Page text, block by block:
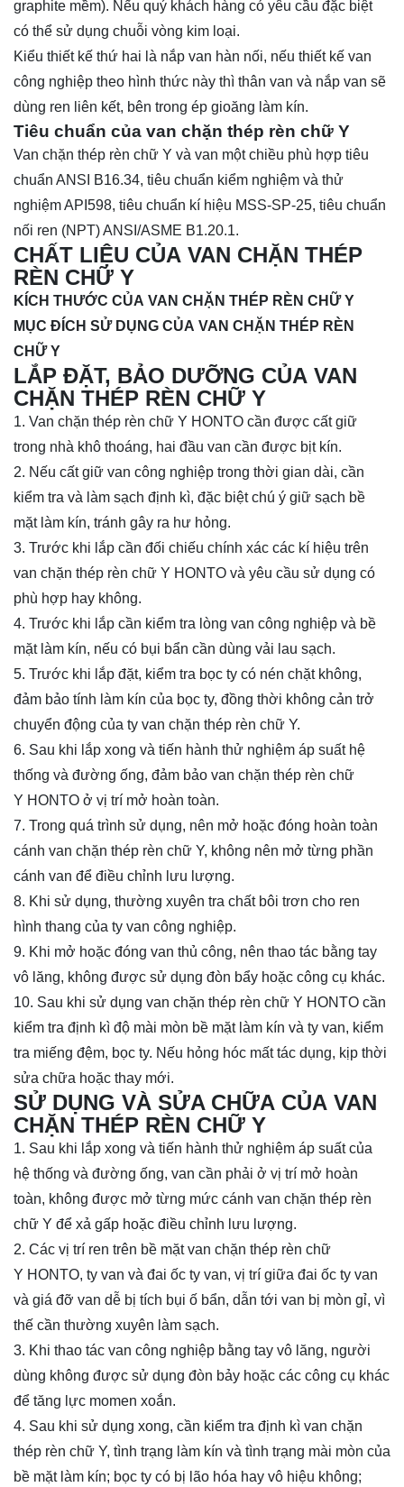
graphite mềm). Nếu quý khách hàng có yêu cầu đặc biệt
có thể sử dụng chuỗi vòng kim loại.
Kiểu thiết kế thứ hai là nắp van hàn nối, nếu thiết kế van
công nghiệp theo hình thức này thì thân van và nắp van sẽ
dùng ren liên kết, bên trong ép gioăng làm kín.
Tiêu chuẩn của van chặn thép rèn chữ Y
Van chặn thép rèn chữ Y và van một chiều phù hợp tiêu
chuẩn ANSI B16.34, tiêu chuẩn kiểm nghiệm và thử
nghiệm API598, tiêu chuẩn kí hiệu MSS-SP-25, tiêu chuẩn
nối ren (NPT) ANSI/ASME B1.20.1.
CHẤT LIỆU CỦA VAN CHẶN THÉP
RÈN CHỮ Y
KÍCH THƯỚC CỦA VAN CHẶN THÉP RÈN CHỮ Y
MỤC ĐÍCH SỬ DỤNG CỦA VAN CHẶN THÉP RÈN
CHỮ Y
LẮP ĐẶT, BẢO DƯỠNG CỦA VAN
CHẶN THÉP RÈN CHỮ Y
1. Van chặn thép rèn chữ Y HONTO cần được cất giữ
trong nhà khô thoáng, hai đầu van cần được bịt kín.
2. Nếu cất giữ van công nghiệp trong thời gian dài, cần
kiểm tra và làm sạch định kì, đặc biệt chú ý giữ sạch bề
mặt làm kín, tránh gây ra hư hỏng.
3. Trước khi lắp cần đối chiếu chính xác các kí hiệu trên
van chặn thép rèn chữ Y HONTO và yêu cầu sử dụng có
phù hợp hay không.
4. Trước khi lắp cần kiểm tra lòng van công nghiệp và bề
mặt làm kín, nếu có bụi bẩn cần dùng vải lau sạch.
5. Trước khi lắp đặt, kiểm tra bọc ty có nén chặt không,
đảm bảo tính làm kín của bọc ty, đồng thời không cản trở
chuyển động của ty van chặn thép rèn chữ Y.
6. Sau khi lắp xong và tiến hành thử nghiệm áp suất hệ
thống và đường ống, đảm bảo van chặn thép rèn chữ
Y HONTO ở vị trí mở hoàn toàn.
7. Trong quá trình sử dụng, nên mở hoặc đóng hoàn toàn
cánh van chặn thép rèn chữ Y, không nên mở từng phần
cánh van để điều chỉnh lưu lượng.
8. Khi sử dụng, thường xuyên tra chất bôi trơn cho ren
hình thang của ty van công nghiệp.
9. Khi mở hoặc đóng van thủ công, nên thao tác bằng tay
vô lăng, không được sử dụng đòn bẩy hoặc công cụ khác.
10. Sau khi sử dụng van chặn thép rèn chữ Y HONTO cần
kiểm tra định kì độ mài mòn bề mặt làm kín và ty van, kiểm
tra miếng đệm, bọc ty. Nếu hỏng hóc mất tác dụng, kịp thời
sửa chữa hoặc thay mới.
SỬ DỤNG VÀ SỬA CHỮA CỦA VAN
CHẶN THÉP RÈN CHỮ Y
1. Sau khi lắp xong và tiến hành thử nghiệm áp suất của
hệ thống và đường ống, van cần phải ở vị trí mở hoàn
toàn, không được mở từng mức cánh van chặn thép rèn
chữ Y để xả gấp hoặc điều chỉnh lưu lượng.
2. Các vị trí ren trên bề mặt van chặn thép rèn chữ
Y HONTO, ty van và đai ốc ty van, vị trí giữa đai ốc ty van
và giá đỡ van dễ bị tích bụi ố bẩn, dẫn tới van bị mòn gỉ, vì
thế cần thường xuyên làm sạch.
3. Khi thao tác van công nghiệp bằng tay vô lăng, người
dùng không được sử dụng đòn bảy hoặc các công cụ khác
để tăng lực momen xoắn.
4. Sau khi sử dụng xong, cần kiểm tra định kì van chặn
thép rèn chữ Y, tình trạng làm kín và tình trạng mài mòn của
bề mặt làm kín; bọc ty có bị lão hóa hay vô hiệu không;